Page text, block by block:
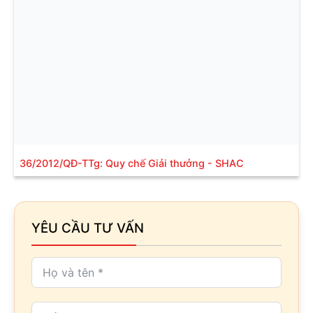
36/2012/QĐ-TTg: Quy chế Giải thưởng - SHAC
YÊU CẦU TƯ VẤN